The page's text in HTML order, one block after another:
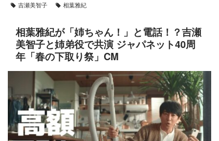
吉瀬美智子
相葉雅紀
相葉雅紀が「姉ちゃん！」と電話！？吉瀬
美智子と姉弟役で共演 ジャパネット40周
年「春の下取り祭」CM